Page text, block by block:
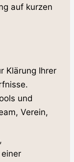
auf kurzen
Klärung Ihrer
und
Verein,